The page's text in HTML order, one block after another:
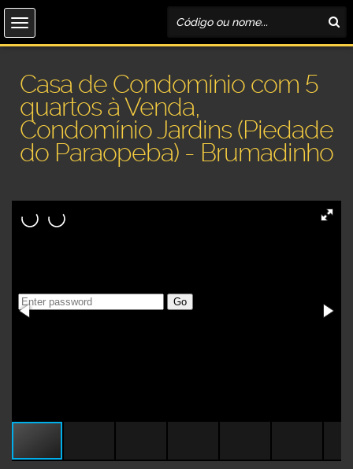
Casa de Condomínio com 5
quartos à Venda,
Condomínio Jardins (Piedade
do Paraopeba) - Brumadinho